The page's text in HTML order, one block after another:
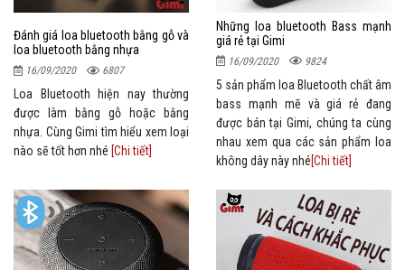
Đánh giá loa bluetooth bằng gỗ và
loa bluetooth bằng nhựa
16/09/2020 6807
Loa Bluetooth hiện nay thường
được làm bằng gỗ hoặc bằng
nhựa. Cùng Gimi tìm hiểu xem loại
nào sẽ tốt hơn nhé [Chi tiết]
Những loa bluetooth Bass mạnh
giá rẻ tại Gimi
16/09/2020 9824
5 sản phẩm loa Bluetooth chất âm
bass mạnh mẽ và giá rẻ đang
được bán tại Gimi, chúng ta cùng
nhau xem qua các sản phẩm loa
không dây này nhé[Chi tiết]